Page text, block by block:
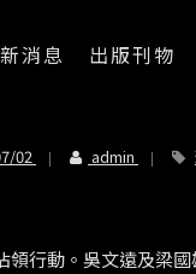
消息 出版刊物
02 admin
行動。吳文遠及梁